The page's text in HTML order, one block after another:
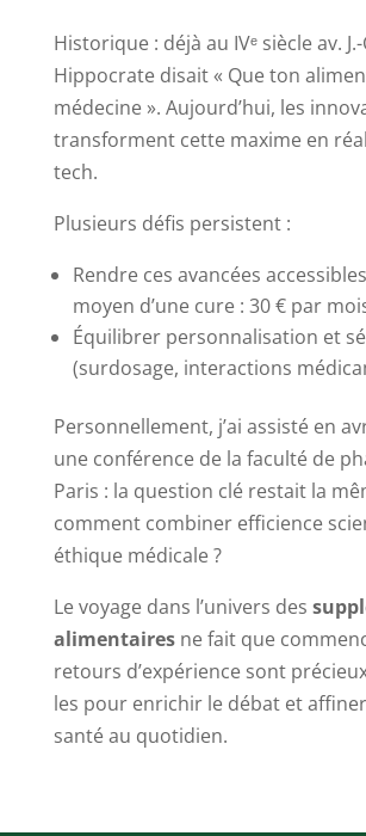
Historique : déjà au IVᵉ siècle av. J.-
Hippocrate disait « Que ton
médecine ». Aujourd’hui, les
transforment cette maxime en
tech.
Plusieurs défis persistent :
Rendre ces avancées
moyen d’une cure : 30 € par
Équilibrer personnalisation et
(surdosage, interactions
Personnellement, j’ai assisté en
une conférence de la faculté de
Paris : la question clé restait la
comment combiner efficience
éthique médicale ?
Le voyage dans l’univers des
alimentairesne fait que
retours d’expérience sont
les pour enrichir le débat et
santé au quotidien.